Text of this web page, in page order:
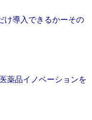
け導入できるかーその
薬品イノベーションを